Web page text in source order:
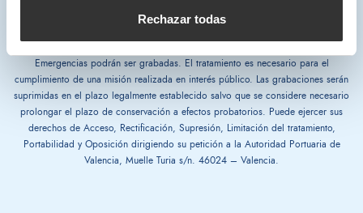
Rechazar todas
Emergencias podrán ser grabadas. El tratamiento es necesario para el
cumplimiento de una misión realizada en interés público. Las grabaciones serán
suprimidas en el plazo legalmente establecido salvo que se considere necesario
prolongar el plazo de conservación a efectos probatorios. Puede ejercer sus
derechos de Acceso, Rectificación, Supresión, Limitación del tratamiento,
Portabilidad y Oposición dirigiendo su petición a la Autoridad Portuaria de
Valencia, Muelle Turia s/n. 46024 – Valencia.